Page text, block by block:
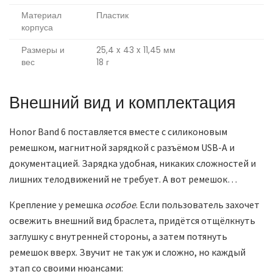
Материал
корпуса
Пластик
Размеры и
вес
25,4 x 43 x 11,45 мм
18 г
Внешний вид и комплектация
Honor Band 6 поставляется вместе с силиконовым
ремешком, магнитной зарядкой с разъёмом USB-A и
документацией. Зарядка удобная, никаких сложностей и
лишних телодвижений не требует. А вот ремешок…
Крепление у ремешка особое. Если пользователь захочет
освежить внешний вид браслета, придётся отщёлкнуть
заглушку с внутренней стороны, а затем потянуть
ремешок вверх. Звучит не так уж и сложно, но каждый
этап со своими нюансами: